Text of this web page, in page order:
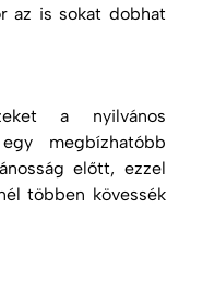
az is sokat dobhat
a nyilvános
megbízhatóbb
előtt, ezzel
többen kövessék